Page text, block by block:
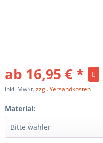
ab 16,95 € *
inkl. MwSt.zzgl. Versandkosten
Material: